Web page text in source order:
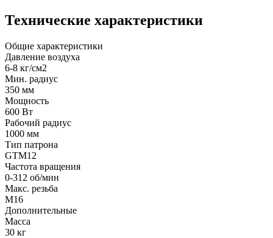
Технические характеристики
Общие характеристики
Давление воздуха
6-8 кг/см2
Мин. радиус
350 мм
Мощность
600 Вт
Рабочий радиус
1000 мм
Тип патрона
GTM12
Частота вращения
0-312 об/мин
Макс. резьба
М16
Дополнительные
Масса
30 кг